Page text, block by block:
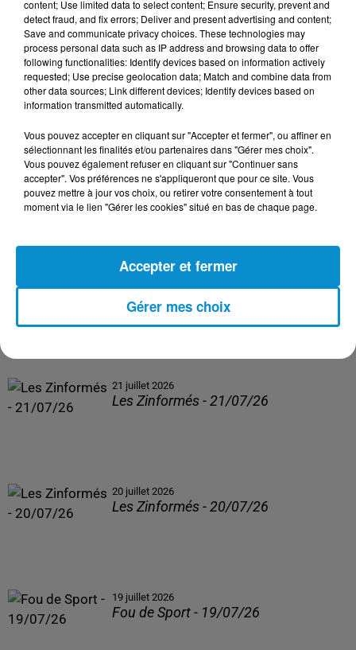
DERNIERS PODCASTS
24 juillet 2026
Les Zinformés - 24/07/26
23 juillet 2026
Les Zinformés - 23/07/26
21 juillet 2026
Les Zinformés - 21/07/26
20 juillet 2026
Les Zinformés - 20/07/26
19 juillet 2026
Fou de Sport - 19/07/26
content; Use limited data to select content; Ensure security, prevent and
detect fraud, and fix errors; Deliver and present advertising and content;
Save and communicate privacy choices. These technologies may
process personal data such as IP address and browsing data to offer
following functionalities: Identify devices based on information actively
requested; Use precise geolocation data; Match and combine data from
other data sources; Link different devices; Identify devices based on
information transmitted automatically.
Vous pouvez accepter en cliquant sur "Accepter et fermer", ou affiner en
sélectionnant les finalités et/ou partenaires dans "Gérer mes choix".
Vous pouvez également refuser en cliquant sur "Continuer sans
accepter". Vos préférences ne s'appliqueront que pour ce site. Vous
pouvez mettre à jour vos choix, ou retirer votre consentement à tout
moment via le lien "Gérer les cookies" situé en bas de chaque page.
Gérer mes choix
Accepter et fermer